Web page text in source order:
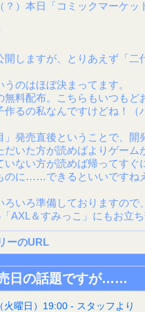
？）本日「コミックマーケッ
開しますが、とりあえず「
のはほぼ決まってます。
無料配布。こちらもいつもど
るの私なんですけどね！（
」発売直後ということで、開
だいた方が読めばよりゲーム
いない方が読めば帰ってすぐ
のに……できるといいですね
ろいろ準備しておりますので
AXL＆すみっこ」にもお立
ーのURL
日の話題ですが……
火曜日）19:00 - スタッフより